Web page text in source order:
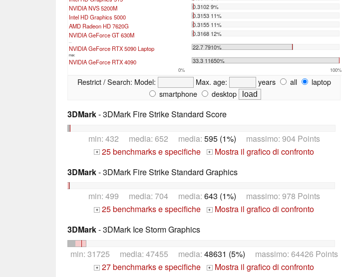
NVIDIA NVS 5200M
0.3102 9%
Intel HD Graphics 5000
0.3153 11%
AMD Radeon HD 7620G
0.3155 11%
NVIDIA GeForce GT 630M
0.3168 12%
NVIDIA GeForce RTX 5090 Laptop 22.7 7910%
max:
NVIDIA GeForce RTX 4090 33.3 11650%
0% 100%
Restrict / Search: Model: Max. age: years all
laptop
smartphone
desktop
3DMark- 3DMark Fire Strike Standard Score
min: 432 media: 652 media: 595 (1%) massimo: 904 Points
+ 25 benchmarks e specifiche + Mostra il grafico di confronto
3DMark- 3DMark Fire Strike Standard Graphics
min: 499 media: 704 media: 643 (1%) massimo: 978 Points
+ 25 benchmarks e specifiche + Mostra il grafico di confronto
3DMark- 3DMark Ice Storm Graphics
min: 31725 media: 47455 media: 48631 (5%) massimo: 64426 Points
+ 27 benchmarks e specifiche + Mostra il grafico di confronto